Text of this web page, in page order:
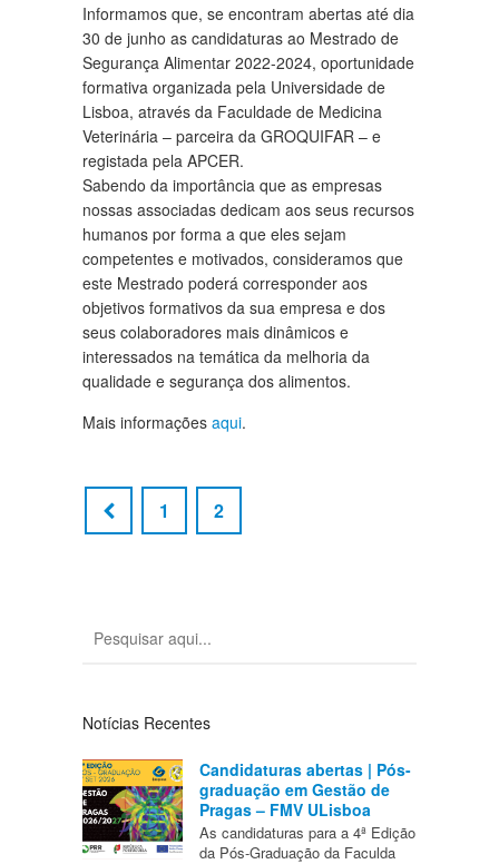
Informamos que, se encontram abertas até dia
30 de junho as candidaturas ao Mestrado de
Segurança Alimentar 2022-2024, oportunidade
formativa organizada pela Universidade de
Lisboa, através da Faculdade de Medicina
Veterinária – parceira da GROQUIFAR – e
registada pela APCER.
Sabendo da importância que as empresas
nossas associadas dedicam aos seus recursos
humanos por forma a que eles sejam
competentes e motivados, consideramos que
este Mestrado poderá corresponder aos
objetivos formativos da sua empresa e dos
seus colaboradores mais dinâmicos e
interessados na temática da melhoria da
qualidade e segurança dos alimentos.
Mais informações aqui.
1 2
Notícias Recentes
Candidaturas abertas | Pós-
graduação em Gestão de
Pragas – FMV ULisboa
As candidaturas para a 4ª Edição
da Pós-Graduação da Faculda